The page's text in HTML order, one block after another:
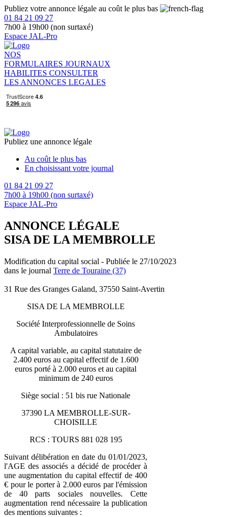
Publiez votre annonce légale au coût le plus bas
01 84 21 09 27
7h00 à 19h00 (non surtaxé)
Espace JAL-Pro
NOS
FORMULAIRES JOURNAUX
HABILITES CONSULTER
LES ANNONCES LEGALES
Publiez une annonce légale
Au coût le plus bas
En choisissant votre journal
01 84 21 09 27
7h00 à 19h00 (non surtaxé)
Espace JAL-Pro
ANNONCE LÉGALE
SISA DE LA MEMBROLLE
Modification du capital social - Publiée le 27/10/2023
dans le journal Terre de Touraine (37)
31 Rue des Granges Galand, 37550 Saint-Avertin
SISA DE LA MEMBROLLE
Société Interprofessionnelle de Soins
Ambulatoires
A capital variable, au capital statutaire de
2.400 euros au capital effectif de 1.600
euros porté à 2.000 euros et au capital
minimum de 240 euros
Siège social : 51 bis rue Nationale
37390 LA MEMBROLLE-SUR-
CHOISILLE
RCS : TOURS 881 028 195
Suivant délibération en date du 01/01/2023,
l'AGE des associés a décidé de procéder à
une augmentation du capital effectif de 400
€ pour le porter à 2.000 euros par l'émission
de 40 parts sociales nouvelles. Cette
augmentation rend nécessaire la publication
des mentions suivantes :